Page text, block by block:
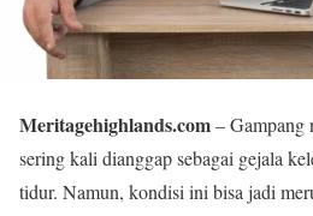
Meritagehighlands.com– Gampang
sering kali dianggap sebagai gejala
tidur. Namun, kondisi ini bisa jadi